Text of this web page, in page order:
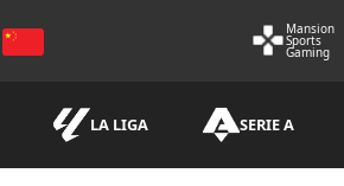
Mansion
Sports
Gaming
LA LIGA SERIE A